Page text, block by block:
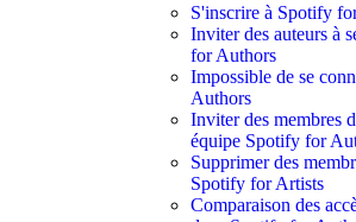
S'inscrire à Spotify
Inviter des auteurs à
for Authors
Impossible de se
Authors
Inviter des membres
équipe Spotify for
Supprimer des
Spotify for Artists
Comparaison des